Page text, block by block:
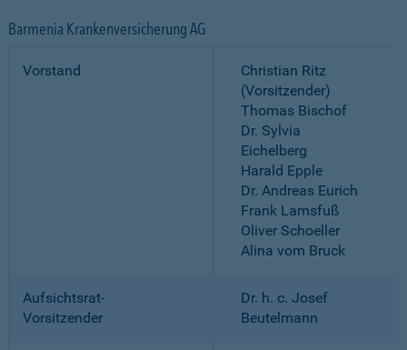
Barmenia Krankenversicherung AG
Vorstand
Christian Ritz
(Vorsitzender)
Thomas Bischof
Dr. Sylvia
Eichelberg
Harald Epple
Dr. Andreas Eurich
Frank Lamsfuß
Oliver Schoeller
Alina vom Bruck
Aufsichtsrat-
Vorsitzender
Dr. h. c. Josef
Beutelmann